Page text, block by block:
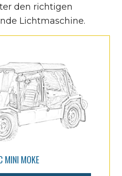
den richtigen
Lichtmaschine.
MINI MOKE